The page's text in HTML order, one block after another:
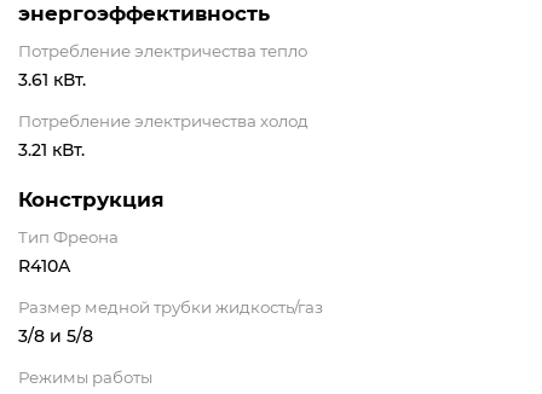
энергоэффективность
Потребление электричества тепло
3.61 кВт.
Потребление электричества холод
3.21 кВт.
Конструкция
Тип Фреона
R410A
Размер медной трубки жидкость/газ
3/8 и 5/8
Режимы работы